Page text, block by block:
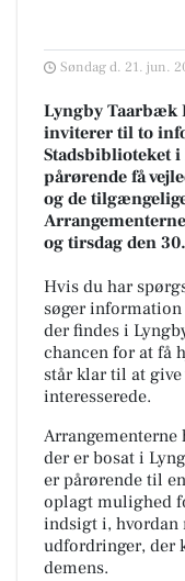
Søndag d. 21. jun.
Lyngby Taarbæk
inviterer til to
Stadsbiblioteket
pårørende få
og de
og tirsdag den
Hvis du har
søger
der findes i
chancen for at få
står klar til at
interesserede.
der er bosat i
er pårørende til
oplagt mulighed
indsigt i, hvordan
udfordringer, der
demens.